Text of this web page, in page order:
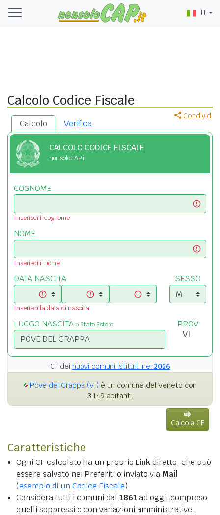
IT
Calcolo Codice Fiscale
Condividi
Calcolo Verifica
CALCOLO CODICE FISCALE
nonsoloCAP.it
COGNOME
Inserisci il cognome
NOME
Inserisci il nome
DATA NASCITA
Inserisci la data di nascita
SESSO
LUOGO NASCITA o Stato Estero PROV
CF dei nuovi comuni istituiti nel 2026
Pove del Grappa (VI) è un comune del Veneto con
3.149 abitanti.
Calcola CF
Caratteristiche
Ogni CF calcolato ha un proprio Linkdiretto, che può
essere salvato nei Preferiti o inviato via Mail
(esempio di un Codice Fiscale)
Considera tutti i comuni dal 1861 ad oggi, compreso
quelli soppressi e con variazioni amministrative.